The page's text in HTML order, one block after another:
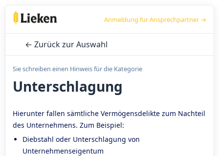
Anmeldung für Ansprechpartner →
← Zurück zur Auswahl
Sie schreiben einen Hinweis für die Kategorie
Unterschlagung
Hierunter fallen sämtliche Vermögensdelikte zum Nachteil
des Unternehmens. Zum Beispiel:
Diebstahl oder Unterschlagung von
Unternehmenseigentum